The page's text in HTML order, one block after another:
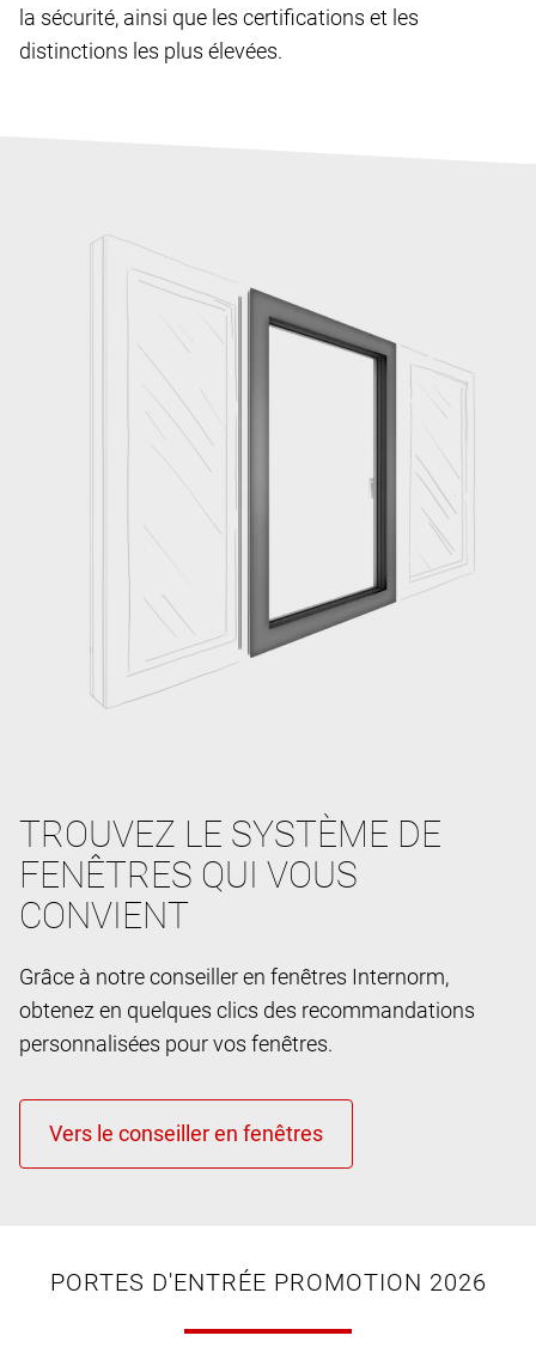
la sécurité, ainsi que les certifications et les
distinctions les plus élevées.
TROUVEZ LE SYSTÈME DE
FENÊTRES QUI VOUS
CONVIENT
Grâce à notre conseiller en fenêtres Internorm,
obtenez en quelques clics des recommandations
personnalisées pour vos fenêtres.
PORTES D'ENTRÉE PROMOTION 2026